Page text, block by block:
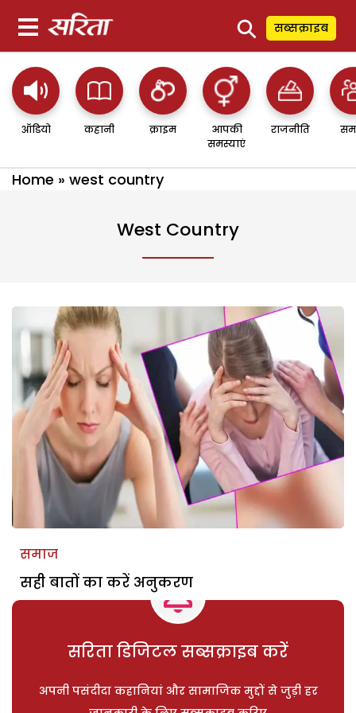
⚲ सब्सक्राइब
ऑडियो कहानी क्राइम
आपकी
समस्याएं
राजनीति
Home » west country
West Country
समाज
सही बातों का करें अनुकरण
सरिता डिजिटल सब्सक्राइब करें
अपनी पसंदीदा कहानियां और सामाजिक मुद्दों से जुड़ी हर